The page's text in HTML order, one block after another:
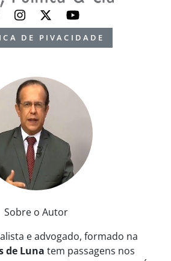
DE PIVACIDADE
Sobre o Autor
e advogado, formado na
de Luna tem passagens nos